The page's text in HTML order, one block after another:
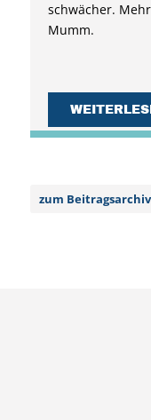
schwächer.
Mumm.
zum Beitragsarchiv